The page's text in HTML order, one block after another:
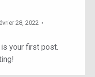
28, 2022
your first post.